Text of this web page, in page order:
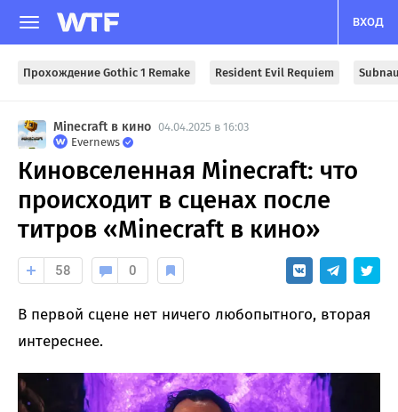
ВХОД
Прохождение Gothic 1 Remake Resident Evil Requiem
Minecraft в кино 04.04.2025 в 16:03
Evernews
Киновселенная Minecraft: что
происходит в сценах после
титров «Minecraft в кино»
58 0
В первой сцене нет ничего любопытного, вторая
интереснее.